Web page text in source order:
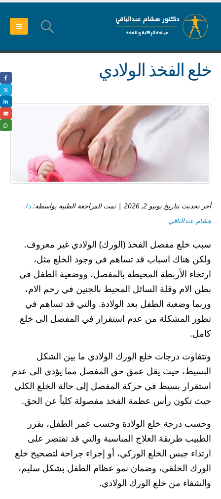
خلع الفخذ الولادي
أخر تحديث بتاريخ يونيو 2, 2026 | تمت المراجعة الطبية بواسطة:
د/
هشام عبدالباقي
سبب خلع مفصل الفخذ (الورك) الولادي غير معروف.
ولكن هناك اسباب قد تساهم في وجود الخلع مثل،
ارتخاء الأربطة المحيطة بالمفصل، ووضعية الطفل في
بطن الام وقلة السائل المحيط بالجنين في رحم الام،
وربما وضعية الطفل بعد الولادة. والتي قد تساهم في
تطور المشكلة من عدم استقرار في المفصل الى خلع
كامل.
وتتفاوت درجات خلع الورك الولادي ما بين الشكل
البسيط، حيث يقل عمق حق المفصل مما يؤدي الى عدم
استقرار بسيط في حركة المفصل إلى حالة الخلع الكلي
حيث تكون رأس عظمة الفخذ مفصولة كلياً عن الحق.
وحسب درجة خلع الولادة وحسب عمر الطفل، يقرر
الطبيب طريقة العلاج المناسبة والتي قد تقتصر على
ارتداء جبس الخلع الوركي، أو إجراء جراحة لتصحيح خلع
الورك الخلقي، وضمان نمو عظام الطفل بشكل سليم،
والشفاء من خلع الورك الولادي.